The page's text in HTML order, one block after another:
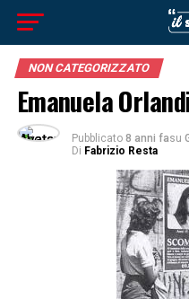
NON CATEGORIZZATO
Emanuela
Pubblicato 8 anni fasu
Di Fabrizio Resta